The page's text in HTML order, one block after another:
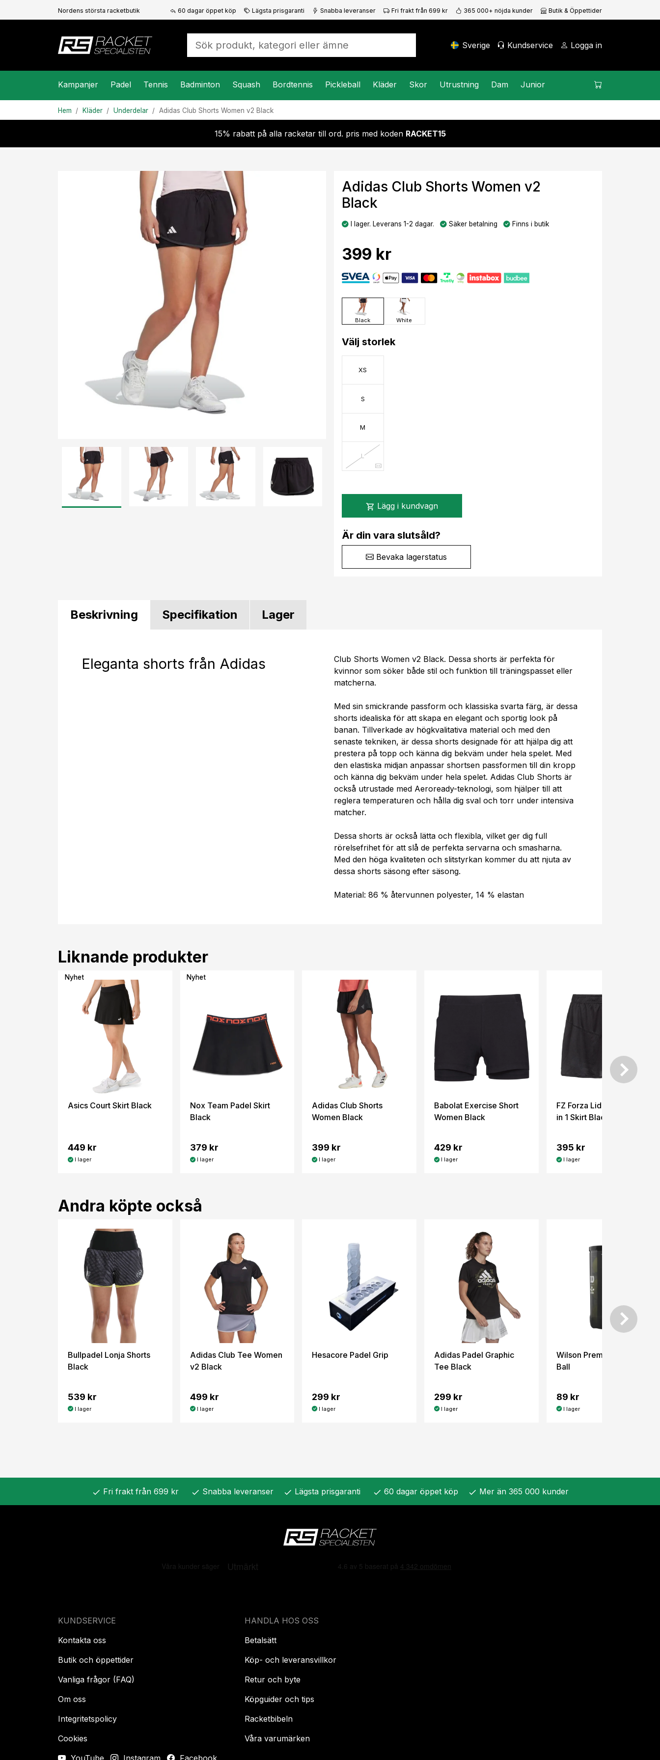
Nordens största racketbutik 60 dagar öppet köp Lägsta prisgaranti Snabba leveranser Fri frakt från 699 kr 365 000+ nöjda kunder Butik & Öppettider
Sverige Kundservice Logga in
Kampanjer Padel Tennis Badminton Squash Bordtennis Pickleball Kläder Skor Utrustning Dam Junior
Hem Kläder Underdelar Adidas Club Shorts Women v2 Black
15% rabatt på alla racketar till ord. pris med koden RACKET15
Adidas Club Shorts Women v2
Black
I lager. Leverans 1-2 dagar. Säker betalning Finns i butik
399 kr
Black White
Välj storlek
XS
S
M
L
shopping_cart Lägg i kundvagn
Är din vara slutsåld?
Bevaka lagerstatus
Beskrivning Specifikation Lager
Eleganta shorts från Adidas
Club Shorts Women v2 Black. Dessa shorts är perfekta för
kvinnor som söker både stil och funktion till träningspasset eller
matcherna.
Med sin smickrande passform och klassiska svarta färg, är dessa
shorts idealiska för att skapa en elegant och sportig look på
banan. Tillverkade av högkvalitativa material och med den
senaste tekniken, är dessa shorts designade för att hjälpa dig att
prestera på topp och känna dig bekväm under hela spelet. Med
den elastiska midjan anpassar shortsen passformen till din kropp
och känna dig bekväm under hela spelet. Adidas Club Shorts är
också utrustade med Aeroready-teknologi, som hjälper till att
reglera temperaturen och hålla dig sval och torr under intensiva
matcher.
Dessa shorts är också lätta och flexibla, vilket ger dig full
rörelsefrihet för att slå de perfekta servarna och smasharna.
Med den höga kvaliteten och slitstyrkan kommer du att njuta av
dessa shorts säsong efter säsong.
Material: 86 % återvunnen polyester, 14 % elastan
Liknande produkter
Nyhet
Asics Court Skirt Black
449 kr
I lager
Nyhet
Nox Team Padel Skirt
Black
379 kr
I lager
Adidas Club Shorts
Women Black
399 kr
I lager
Babolat Exercise Short
Women Black
429 kr
I lager
FZ Forza Liddi Women 2
in 1 Skirt Black
395 kr
I lager
Andra köpte också
Bullpadel Lonja Shorts
Black
539 kr
I lager
Adidas Club Tee Women
v2 Black
499 kr
I lager
Hesacore Padel Grip
299 kr
I lager
Adidas Padel Graphic
Tee Black
299 kr
I lager
Wilson Premier Padel
Ball
89 kr
I lager
check Fri frakt från 699 kr check Snabba leveranser check Lägsta prisgaranti check 60 dagar öppet köp check Mer än 365 000 kunder
KUNDSERVICE
Kontakta oss
Butik och öppettider
Vanliga frågor (FAQ)
Om oss
Integritetspolicy
Cookies
HANDLA HOS OSS
Betalsätt
Köp- och leveransvillkor
Retur och byte
Köpguider och tips
Racketbibeln
Våra varumärken